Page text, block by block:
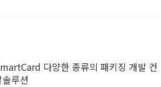
다양한 종류의 패키징 개발 컨
루션